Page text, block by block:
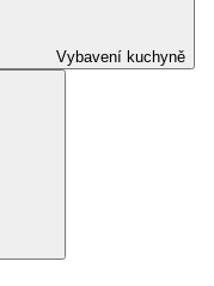
Vybavení kuchyně